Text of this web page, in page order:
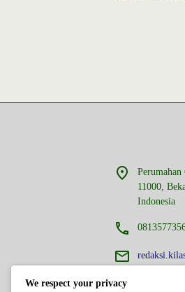
11000,
Indonesia
We respect your privacy